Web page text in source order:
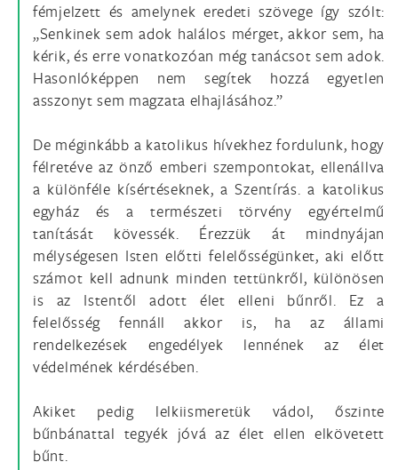
fémjelzett és amelynek eredeti szövege így szólt:
„Senkinek sem adok halálos mérget, akkor sem, ha
kérik, és erre vonatkozóan még tanácsot sem adok.
Hasonlóképpen nem segítek hozzá egyetlen
asszonyt sem magzata elhajlásához.”
De méginkább a katolikus hívekhez fordulunk, hogy
félretéve az önző emberi szempontokat, ellenállva
a különféle kísértéseknek, a Szentírás. a katolikus
egyház és a természeti törvény egyértelmű
tanítását kövessék. Érezzük át mindnyájan
mélységesen Isten előtti felelősségünket, aki előtt
számot kell adnunk minden tettünkről, különösen
is az Istentől adott élet elleni bűnről. Ez a
felelősség fennáll akkor is, ha az állami
rendelkezések engedélyek lennének az élet
védelmének kérdésében.
Akiket pedig lelkiismeretük vádol, őszinte
bűnbánattal tegyék jóvá az élet ellen elkövetett
bűnt.